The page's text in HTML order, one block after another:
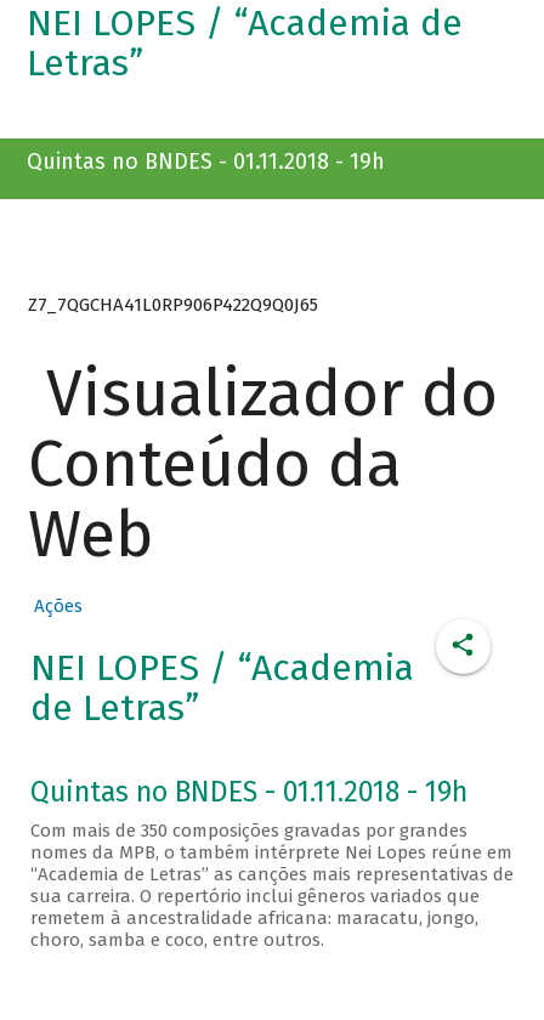
NEI LOPES / “Academia de
Letras”
Quintas no BNDES - 01.11.2018 - 19h
Z7_7QGCHA41L0RP906P422Q9Q0J65
Visualizador do
Conteúdo da
Web
Ações
NEI LOPES / “Academia
de Letras”
Quintas no BNDES - 01.11.2018 - 19h
Com mais de 350 composições gravadas por grandes
nomes da MPB, o também intérprete Nei Lopes reúne em
“Academia de Letras” as canções mais representativas de
sua carreira. O repertório inclui gêneros variados que
remetem à ancestralidade africana: maracatu, jongo,
choro, samba e coco, entre outros.